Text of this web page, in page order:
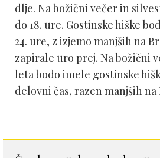
dlje. Na božični večer in
do 18. ure. Gostinske hiške
24. ure, z izjemo manjših na
zapirale uro prej. Na božični
leta bodo imele gostinske
delovni čas, razen manjših na